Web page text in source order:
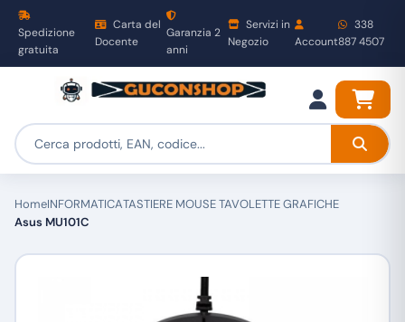
Spedizione
gratuita
Carta del
Docente
Garanzia 2
anni
Servizi in
Negozio
Account
338
887 4507
HomeINFORMATICATASTIERE MOUSE TAVOLETTE GRAFICHE
Asus MU101C